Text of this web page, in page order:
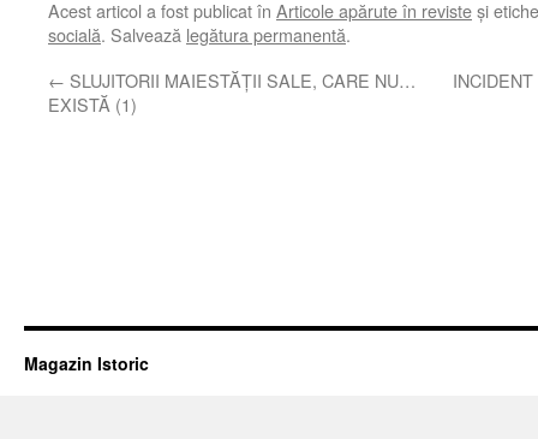
Acest articol a fost publicat în Articole apărute în revisteși
socială. Salvează legătura permanentă.
← SLUJITORII MAIESTĂŢII SALE, CARE NU…
EXISTĂ (1)
Magazin Istoric